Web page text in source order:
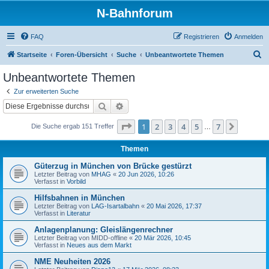
N-Bahnforum
FAQ Anmelden
Registrieren
Startseite Foren-Übersicht Suche Unbeantwortete Themen
Unbeantwortete Themen
Zur erweiterten Suche
Suche
Die Suche ergab 151 Treffer Seite 1von
1 2 3 4 5 7
Themen
Güterzug in München von Brücke gestürzt
Letzter Beitrag von MHAG « 20 Jun 2026, 10:26
Verfasst in Vorbild
Hilfsbahnen in München
Letzter Beitrag von LAG-Isartalbahn « 20 Mai 2026, 17:37
Verfasst in Literatur
Anlagenplanung: Gleislängenrechner
Letzter Beitrag von MIDD-offline « 20 Mär 2026, 10:45
Verfasst in Neues aus dem Markt
NME Neuheiten 2026